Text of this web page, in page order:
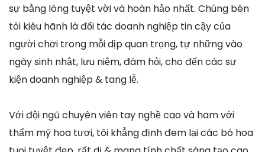
sự bằng lòng tuyệt vời và hoàn hảo nhất. Chúng bên
tôi kiêu hãnh là đối tác doanh nghiệp tin cậy của
người chơi trong mỗi dịp quan trọng, tự những vào
ngày sinh nhật, lưu niệm, đám hỏi, cho đến các sự
kiện doanh nghiệp & tang lễ.
Với đội ngũ chuyên viên tay nghề cao và ham với
thẩm mỹ hoa tươi, tôi khẳng định đem lại các bó hoa